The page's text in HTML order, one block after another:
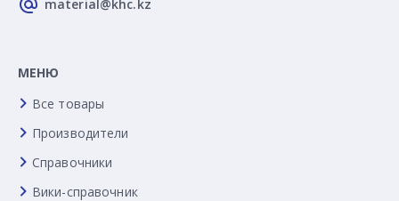
material@khc.kz
МЕНЮ
Все товары
Производители
Справочники
Вики-справочник